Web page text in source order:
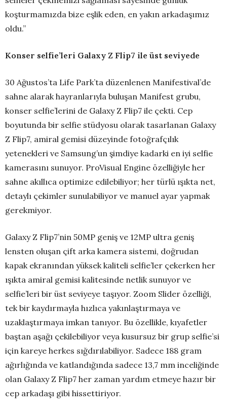
koşturmamızda bize eşlik eden, en yakın arkadaşımız
oldu.”
Konser selfie’leri Galaxy Z Flip7 ile üst seviyede
30 Ağustos’ta Life Park’ta düzenlenen Manifestival’de
sahne alarak hayranlarıyla buluşan Manifest grubu,
konser selfie’lerini de Galaxy Z Flip7 ile çekti. Cep
boyutunda bir selfie stüdyosu olarak tasarlanan Galaxy
Z Flip7, amiral gemisi düzeyinde fotoğrafçılık
yetenekleri ve Samsung’un şimdiye kadarki en iyi selfie
kamerasını sunuyor. ProVisual Engine özelliğiyle her
sahne akıllıca optimize edilebiliyor; her türlü ışıkta net,
detaylı çekimler sunulabiliyor ve manuel ayar yapmak
gerekmiyor.
Galaxy Z Flip7’nin 50MP geniş ve 12MP ultra geniş
lensten oluşan çift arka kamera sistemi, doğrudan
kapak ekranından yüksek kaliteli selfie’ler çekerken her
ışıkta amiral gemisi kalitesinde netlik sunuyor ve
selfie’leri bir üst seviyeye taşıyor. Zoom Slider özelliği,
tek bir kaydırmayla hızlıca yakınlaştırmaya ve
uzaklaştırmaya imkan tanıyor. Bu özellikle, kıyafetler
baştan aşağı çekilebiliyor veya kusursuz bir grup selfie’si
için kareye herkes sığdırılabiliyor. Sadece 188 gram
ağırlığında ve katlandığında sadece 13,7 mm inceliğinde
olan Galaxy Z Flip7 her zaman yardım etmeye hazır bir
cep arkadaşı gibi hissettiriyor.